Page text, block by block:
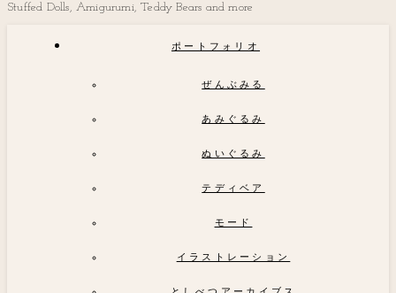
Stuffed Dolls, Amigurumi, Teddy Bears and more
ポートフォリオ
ぜんぶみる
あみぐるみ
ぬいぐるみ
テディベア
モード
イラストレーション